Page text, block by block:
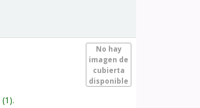
No hay
imagen de
cubierta
disponible
(1).